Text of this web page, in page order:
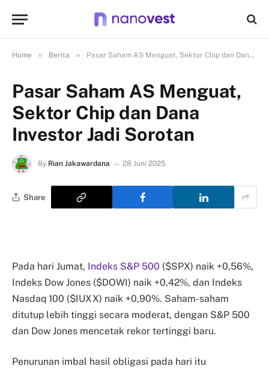
Home » Berita » Pasar Saham AS Menguat, Sektor Chip dan Dana Investor Jadi Sorotan
Pasar Saham AS Menguat,
Sektor Chip dan Dana
Investor Jadi Sorotan
By Rian Jakawardana 28 Juni 2025
Share
Pada hari Jumat, Indeks S&P 500 ($SPX) naik +0,56%,
Indeks Dow Jones ($DOWI) naik +0,42%, dan Indeks
Nasdaq 100 ($IUXX) naik +0,90%. Saham-saham
ditutup lebih tinggi secara moderat, dengan S&P 500
dan Dow Jones mencetak rekor tertinggi baru.
Penurunan imbal hasil obligasi pada hari itu